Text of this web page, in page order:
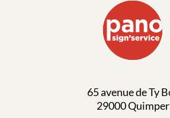
65 avenue de Ty
29000 Quimper